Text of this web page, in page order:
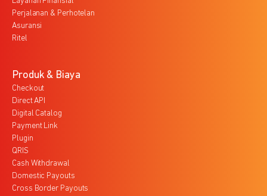
Perjalanan & Perhotelan
Asuransi
Ritel
Produk & Biaya
Checkout
Direct API
Digital Catalog
Payment Link
Plugin
QRIS
Cash Withdrawal
Domestic Payouts
Cross Border Payouts